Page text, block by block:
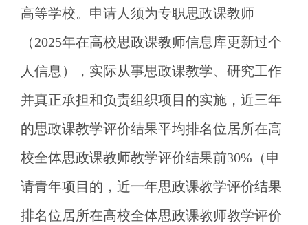
高等学校。申请人须为专职思政课教师
（2025年在高校思政课教师信息库更新过个
人信息），实际从事思政课教学、研究工作
并真正承担和负责组织项目的实施，近三年
的思政课教学评价结果平均排名位居所在高
校全体思政课教师教学评价结果前30%（申
请青年项目的，近一年思政课教学评价结果
排名位居所在高校全体思政课教师教学评价